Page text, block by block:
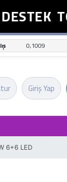
0,1009
Giriş Yap
6+6 LED